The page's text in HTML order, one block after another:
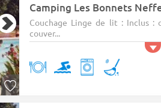
Camping Les Bonnets
Couchage Linge de lit : Inclus :
couver...